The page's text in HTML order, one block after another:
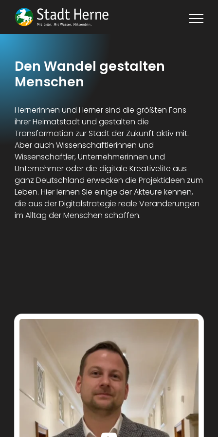
content
Den Wandel gestalten
Menschen
Hernerinnen und Herner sind die größten Fans
ihrer Heimatstadt und gestalten die
Transformation zur Stadt der Zukunft aktiv mit.
Aber auch Wissenschaftlerinnen und
Wissenschaftler, Unternehmerinnen und
Unternehmer oder die digitale Kreativelite aus
ganz Deutschland erwecken die Projektideen zum
Leben. Hier lernen Sie einige der Akteure kennen,
die aus der Digitalstrategie reale Veränderungen
im Alltag der Menschen schaffen.